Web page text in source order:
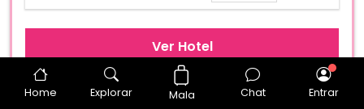
Ver Hotel
Home Explorar Mala Chat Entrar